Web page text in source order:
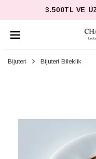
3.500TL VE
Bijuteri Bijuteri Bileklik